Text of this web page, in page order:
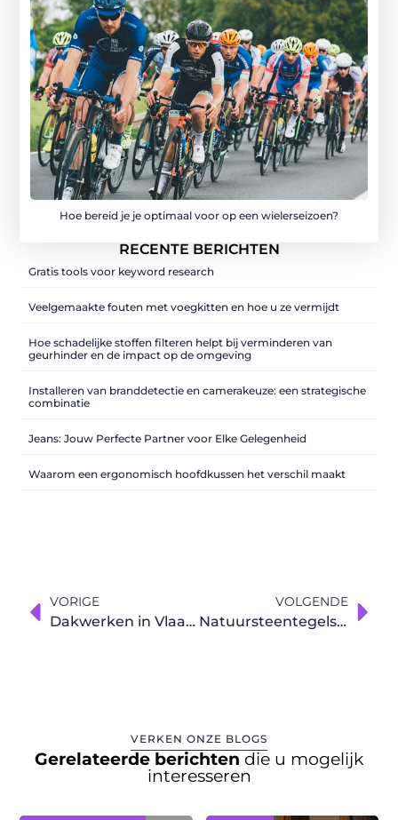
Hoe bereid je je optimaal voor op een wielerseizoen?
RECENTE BERICHTEN
Gratis tools voor keyword research
Veelgemaakte fouten met voegkitten en hoe u ze vermijdt
Hoe schadelijke stoffen filteren helpt bij verminderen van
geurhinder en de impact op de omgeving
Installeren van branddetectie en camerakeuze: een strategische
combinatie
Jeans: Jouw Perfecte Partner voor Elke Gelegenheid
Waarom een ergonomisch hoofdkussen het verschil maakt
VORIGE
Dakwerken in Vlaanderen vaak nodig
VOLGENDE
Natuursteentegels een stijlvolle oplossing voor elke ruimte
VERKEN ONZE BLOGS
Gerelateerde berichten die u mogelijk
interesseren